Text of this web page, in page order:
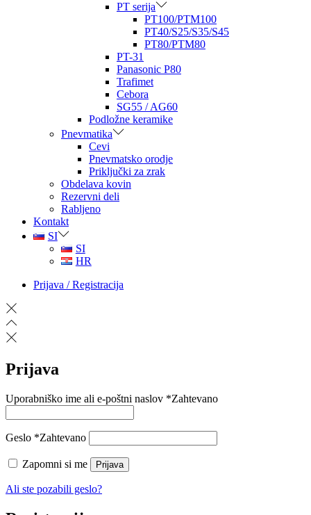
PT serija
PT100/PTM100
PT40/S25/S35/S45
PT80/PTM80
PT-31
Panasonic P80
Trafimet
Cebora
SG55 / AG60
Podložne keramike
Pnevmatika
Cevi
Pnevmatsko orodje
Priključki za zrak
Obdelava kovin
Rezervni deli
Rabljeno
Kontakt
SI
SI
HR
Prijava / Registracija
Prijava
Uporabniško ime ali e-poštni naslov *Zahtevano
Geslo *Zahtevano
Zapomni si me Prijava
Ali ste pozabili geslo?